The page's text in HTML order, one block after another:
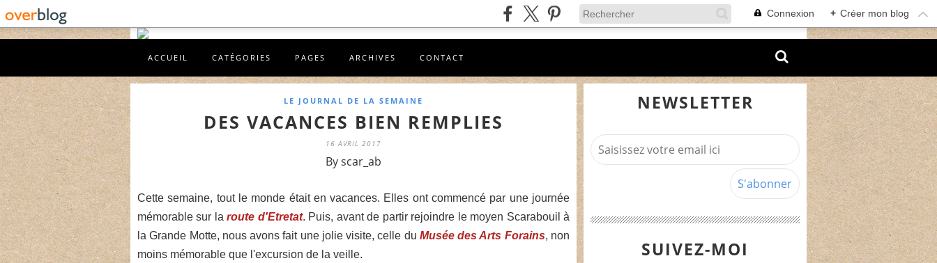
Connexion + Créer mon blog
ACCUEIL CATÉGORIES PAGES ARCHIVES CONTACT
LE JOURNAL DE LA SEMAINE
DES VACANCES BIEN REMPLIES
16 AVRIL 2017
By scar_ab
Cette semaine, tout le monde était en vacances. Elles ont commencé par une journée
mémorable sur laroute d'Etretat. Puis, avant de partir rejoindre le moyen Scarabouil à
la Grande Motte, nous avons fait une jolie visite, celle du Musée des Arts Forains, non
moins mémorable que l'excursion de la veille.
NEWSLETTER
SUIVEZ-MOI